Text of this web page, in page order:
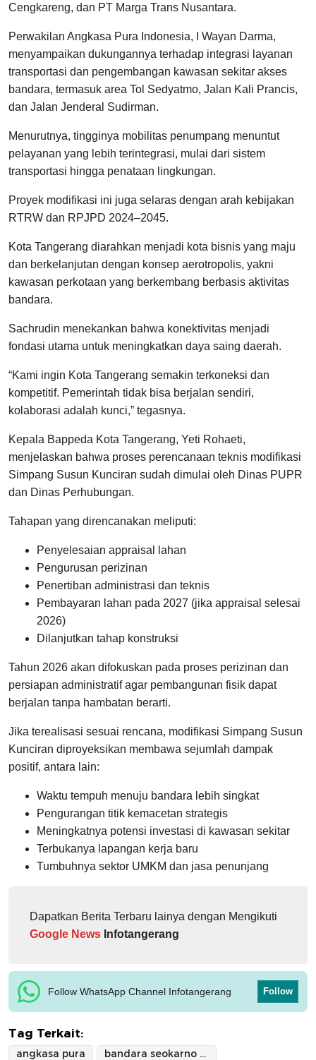
Cengkareng, dan PT Marga Trans Nusantara.
Perwakilan Angkasa Pura Indonesia, I Wayan Darma,
menyampaikan dukungannya terhadap integrasi layanan
transportasi dan pengembangan kawasan sekitar akses
bandara, termasuk area Tol Sedyatmo, Jalan Kali Prancis,
dan Jalan Jenderal Sudirman.
Menurutnya, tingginya mobilitas penumpang menuntut
pelayanan yang lebih terintegrasi, mulai dari sistem
transportasi hingga penataan lingkungan.
Proyek modifikasi ini juga selaras dengan arah kebijakan
RTRW dan RPJPD 2024–2045.
Kota Tangerang diarahkan menjadi kota bisnis yang maju
dan berkelanjutan dengan konsep aerotropolis, yakni
kawasan perkotaan yang berkembang berbasis aktivitas
bandara.
Sachrudin menekankan bahwa konektivitas menjadi
fondasi utama untuk meningkatkan daya saing daerah.
“Kami ingin Kota Tangerang semakin terkoneksi dan
kompetitif. Pemerintah tidak bisa berjalan sendiri,
kolaborasi adalah kunci,” tegasnya.
Kepala Bappeda Kota Tangerang, Yeti Rohaeti,
menjelaskan bahwa proses perencanaan teknis modifikasi
Simpang Susun Kunciran sudah dimulai oleh Dinas PUPR
dan Dinas Perhubungan.
Tahapan yang direncanakan meliputi:
Penyelesaian appraisal lahan
Pengurusan perizinan
Penertiban administrasi dan teknis
Pembayaran lahan pada 2027 (jika appraisal selesai
2026)
Dilanjutkan tahap konstruksi
Tahun 2026 akan difokuskan pada proses perizinan dan
persiapan administratif agar pembangunan fisik dapat
berjalan tanpa hambatan berarti.
Jika terealisasi sesuai rencana, modifikasi Simpang Susun
Kunciran diproyeksikan membawa sejumlah dampak
positif, antara lain:
Waktu tempuh menuju bandara lebih singkat
Pengurangan titik kemacetan strategis
Meningkatnya potensi investasi di kawasan sekitar
Terbukanya lapangan kerja baru
Tumbuhnya sektor UMKM dan jasa penunjang
Dapatkan Berita Terbaru lainya dengan Mengikuti
Google News Infotangerang
Follow WhatsApp Channel Infotangerang Follow
Tag Terkait:
angkasa pura bandara seokarno hatta